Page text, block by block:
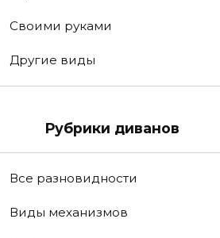
Своими руками
Другие виды
Рубрики диванов
Все разновидности
Виды механизмов